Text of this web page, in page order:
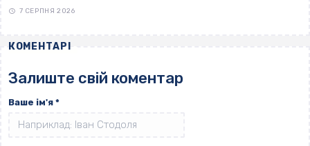
7 СЕРПНЯ 2026
КОМЕНТАРІ
Залиште свій коментар
Ваше ім'я *